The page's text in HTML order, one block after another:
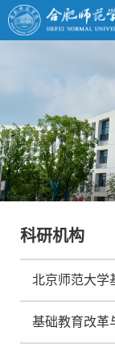
科研机构
北京师范大学
基础教育改革